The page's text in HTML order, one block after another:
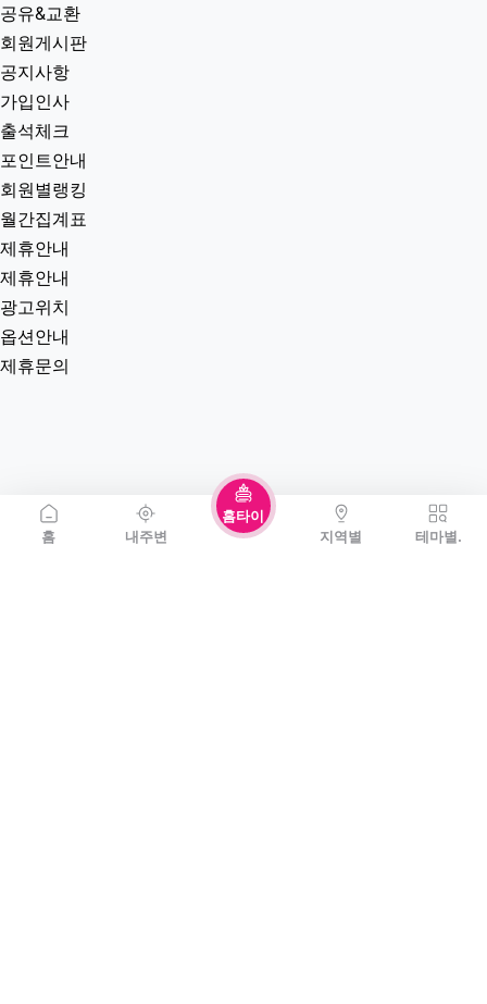
홈 내주변
홈타이
지역별
테마별.
공유&교환
회원게시판
공지사항
가입인사
출석체크
포인트안내
회원별랭킹
월간집계표
제휴안내
제휴안내
광고위치
옵션안내
제휴문의